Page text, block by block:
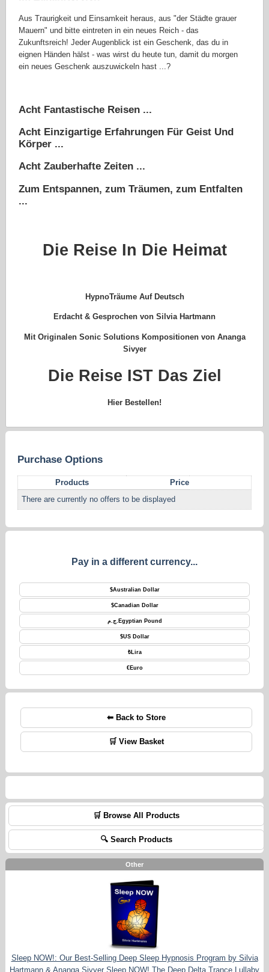
Aus Traurigkeit und Einsamkeit heraus, aus "der Städte grauer
Mauern" und bitte eintreten in ein neues Reich - das
Zukunftsreich! Jeder Augenblick ist ein Geschenk, das du in
eignen Händen hälst - was wirst du heute tun, damit du morgen
ein neues Geschenk auszuwickeln hast ...?
Acht Fantastische Reisen ...
Acht Einzigartige Erfahrungen Für Geist Und
Körper ...
Acht Zauberhafte Zeiten ...
Zum Entspannen, zum Träumen, zum Entfalten
...
Die Reise In Die Heimat
HypnoTräume Auf Deutsch
Erdacht & Gesprochen von Silvia Hartmann
Mit Originalen Sonic Solutions Kompositionen von Ananga
Sivyer
Die Reise IST Das Ziel
Hier Bestellen!
Purchase Options
Products
Price
There are currently no offers to be displayed
Pay in a different currency...
$Australian Dollar
$Canadian Dollar
ج.م. Egyptian Pound
$US Dollar
₺Lira
€Euro
⬅ Back to Store
🛒 View Basket
🛒 Browse All Products
🔍 Search Products
Other
Sleep NOW!: Our Best-Selling Deep Sleep Hypnosis Program by Silvia
Hartmann & Ananga Sivyer Sleep NOW! The Deep Delta Trance Lullaby